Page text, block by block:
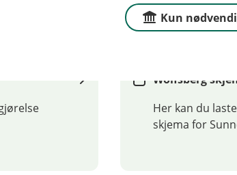
og dokumenter
Wolfsberg
Her kan du
skjema for
Kun